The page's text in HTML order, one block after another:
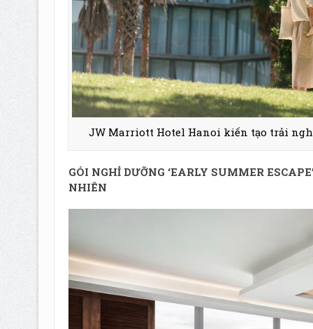
JW Marriott Hotel Hanoi kiến tạo trải
GÓI NGHỈ DƯỠNG ‘EARLY SUMMER
NHIÊN